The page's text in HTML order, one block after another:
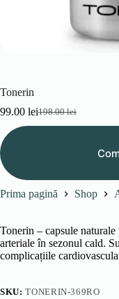
Tonerin
198.00lei
Prețul
inițial
99.00 leiPrețul
curent
Prima pagină Shop
Tonerin – capsule
arteriale în sezonul cald.
complicațiile
SKU:TONERIN-369RO